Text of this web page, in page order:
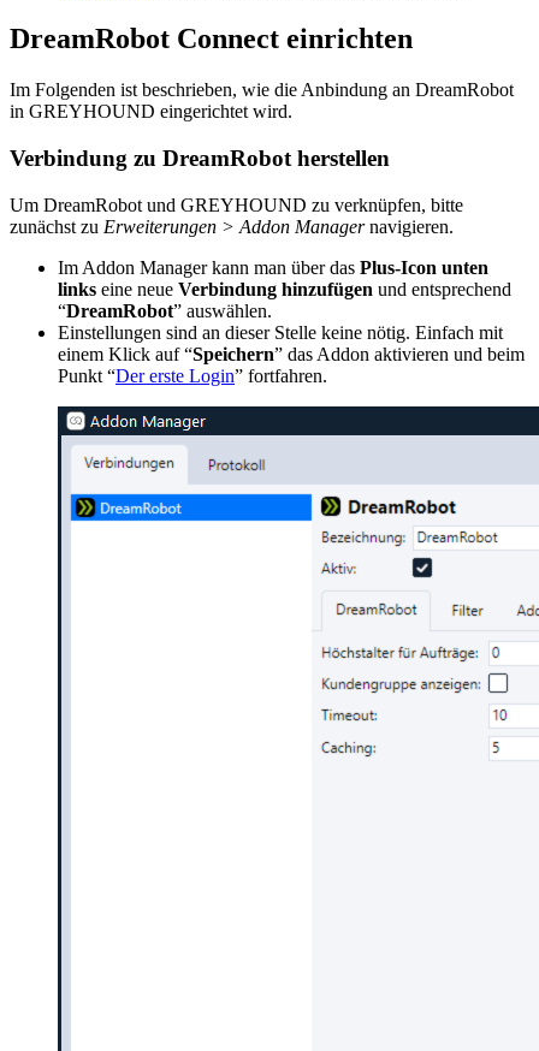
DreamRobot Connect einrichten
Im Folgenden ist beschrieben, wie die Anbindung an DreamRobot
in GREYHOUND eingerichtet wird.
Verbindung zu DreamRobot herstellen
Um DreamRobot und GREYHOUND zu verknüpfen, bitte
zunächst zu Erweiterungen > Addon Managernavigieren.
Im Addon Manager kann man über das Plus-Icon unten
links eine neue Verbindung hinzufügen und entsprechend
“DreamRobot” auswählen.
Einstellungen sind an dieser Stelle keine nötig. Einfach mit
einem Klick auf “Speichern” das Addon aktivieren und beim
Punkt “Der erste Login” fortfahren.